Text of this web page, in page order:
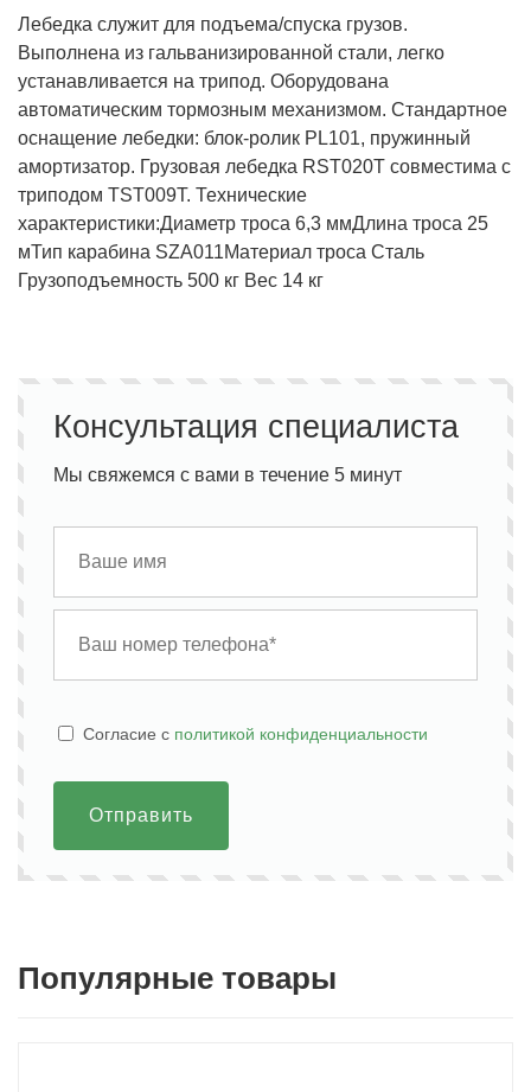
Лебедка служит для подъема/спуска грузов.
Выполнена из гальванизированной стали, легко
устанавливается на трипод. Оборудована
автоматическим тормозным механизмом. Стандартное
оснащение лебедки: блок-ролик PL101, пружинный
амортизатор. Грузовая лебедка RST020T совместима с
триподом TST009T. Технические
характеристики:Диаметр троса 6,3 ммДлина троса 25
мТип карабина SZA011Материал троса Сталь
Грузоподъемность 500 кг Вес 14 кг
Консультация специалиста
Мы свяжемся с вами в течение 5 минут
Cогласие с политикой конфиденциальности
Отправить
Популярные товары